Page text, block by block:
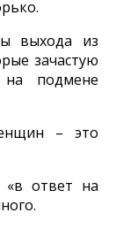
выхода из
зачастую
подмене
– это
«в ответ на